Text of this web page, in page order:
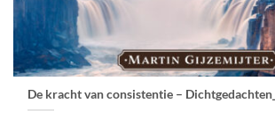
De kracht van consistentie –